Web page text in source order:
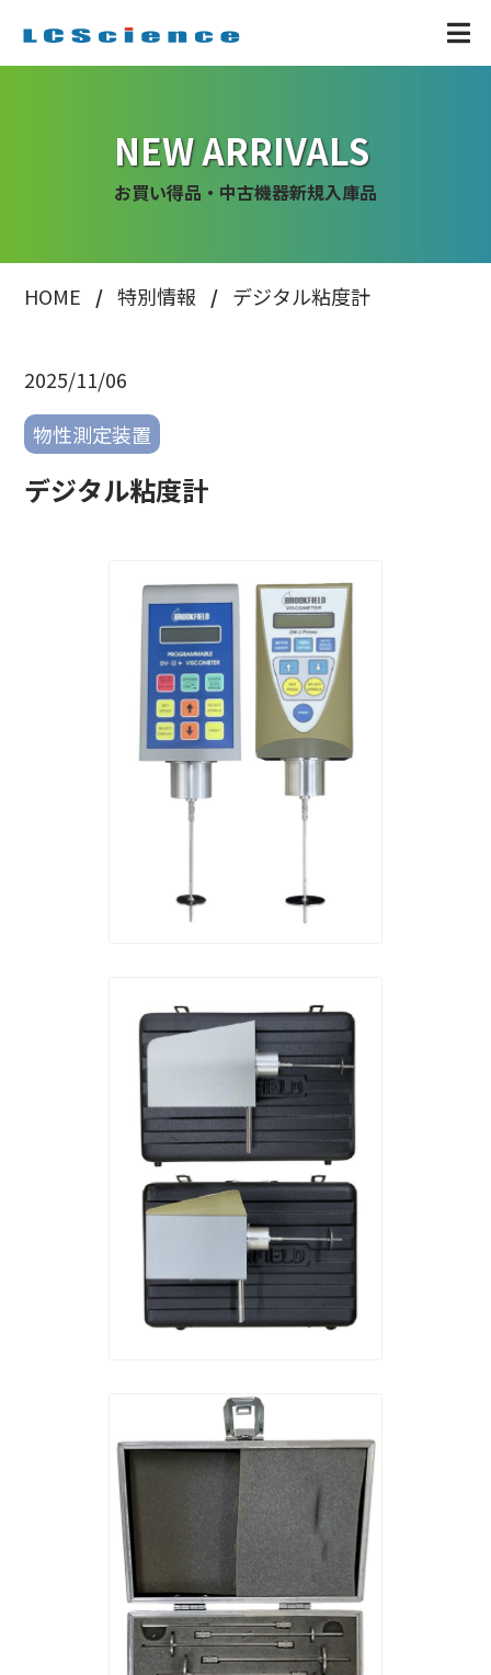
NEW ARRIVALS
お買い得品・中古機器新規入庫品
HOME 特別情報 デジタル粘度計
2025/11/06
物性測定装置
デジタル粘度計